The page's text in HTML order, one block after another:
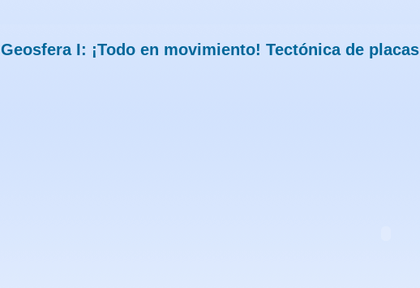
Geosfera I: ¡Todo en movimiento! Tectónica de placas